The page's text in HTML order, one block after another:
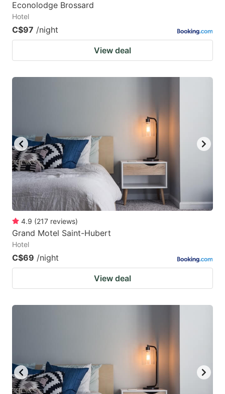
Econolodge Brossard
Hotel
C$97 /night
View deal
4.9 (217 reviews)
Grand Motel Saint-Hubert
Hotel
C$69 /night
View deal